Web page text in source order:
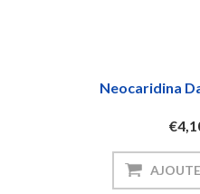
Neocaridina